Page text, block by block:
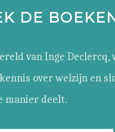
DE
van Inge Declercq,
over welzijn en
manier deelt.